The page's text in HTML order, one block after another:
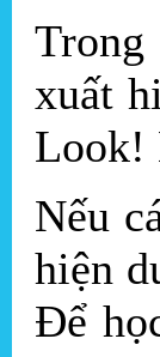
xuất
Look!
Nếu
hiện
Để